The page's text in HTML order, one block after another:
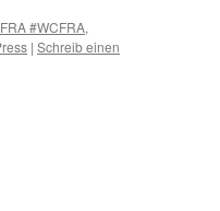
#WCFRA,
| Schreib einen